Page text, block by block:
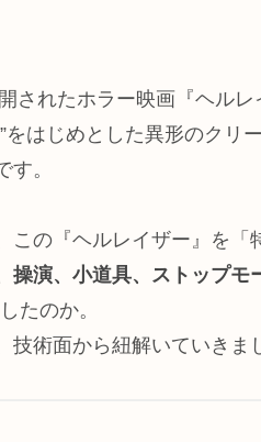
されたホラー映画『ヘルレ
をはじめとした異形のク
す。
この『ヘルレイザー』を「
操演、小道具、ストップ
たのか。
技術面から紐解いていきま